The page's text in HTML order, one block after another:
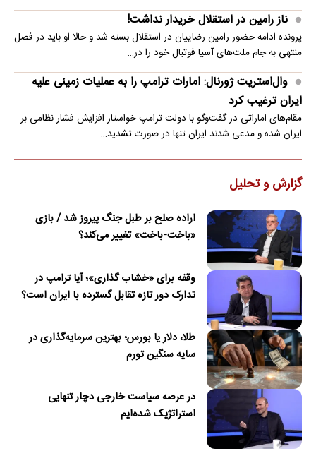
ناز رامین در استقلال خریدار نداشت!
پرونده ادامه حضور رامین رضاییان در استقلال بسته شد و حالا او باید در فصل
منتهی به جام ملت‌های آسیا فوتبال خود را در…
وال‌استریت ژورنال: امارات ترامپ را به عملیات زمینی علیه
ایران ترغیب کرد
مقام‌های اماراتی در گفت‌وگو با دولت ترامپ خواستار افزایش فشار نظامی بر
ایران شده و مدعی شدند ایران تنها در صورت تشدید…
گزارش و تحلیل
اراده صلح بر طبل جنگ پیروز شد / بازی
«باخت-باخت» تغییر می‌کند؟
وقفه برای «خشاب گذاری»؛ آیا ترامپ در
تدارک دور تازه تقابل گسترده با ایران است؟
طلا، دلار یا بورس؛ بهترین سرمایه‌گذاری در
سایه سنگین تورم
در عرصه سیاست خارجی دچار تنهایی
استراتژیک شده‌ایم